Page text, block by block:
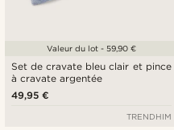
Set de cravate bleu clair et pince
à cravate argentée
49,95 €
Valeur du lot - 59,90 €
TRENDHIM